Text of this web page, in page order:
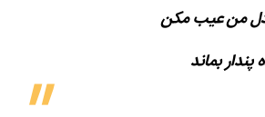
دل من عیب مکن
بماند